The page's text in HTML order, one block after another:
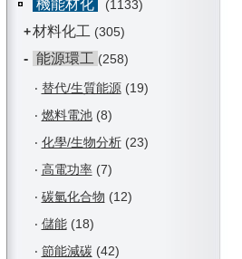
機能材化
(1133)
+材料化工 (305)
- 能源環工 (258)
‧ 替代/生質能源(19)
‧ 燃料電池(8)
‧ 化學/生物分析(23)
‧ 高電功率(7)
‧ 碳氫化合物 (12)
‧ 儲能(18)
‧ 節能減碳 (42)